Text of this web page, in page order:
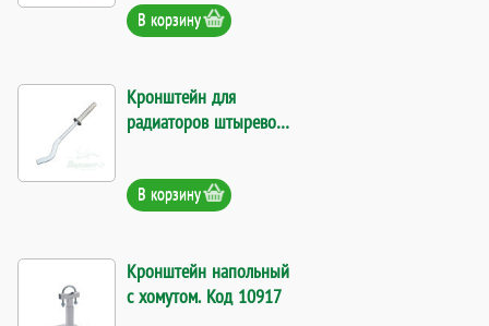
В корзину
Кронштейн для
радиаторов штыревой
В корзину
Кронштейн напольный
с хомутом. Код 10917